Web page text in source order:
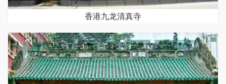
香港九龙清真寺